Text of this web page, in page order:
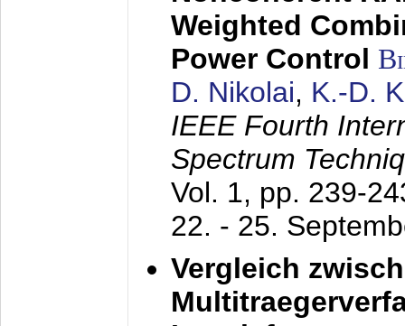
Weighted
Power Control
D. Nikolai, K.-D.
IEEE Fourth
Spectrum
Vol. 1, pp. 239-
22. - 25.
Vergleich